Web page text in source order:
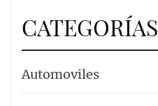
CATEGORÍAS
Automoviles